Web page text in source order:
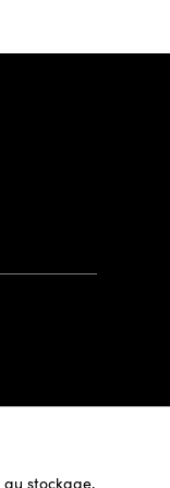
au stockage,